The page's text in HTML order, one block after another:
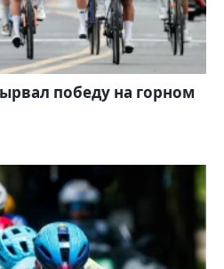
победу на горном